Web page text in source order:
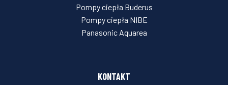
Pompy ciepła Buderus
Pompy ciepła NIBE
Panasonic Aquarea
KONTAKT